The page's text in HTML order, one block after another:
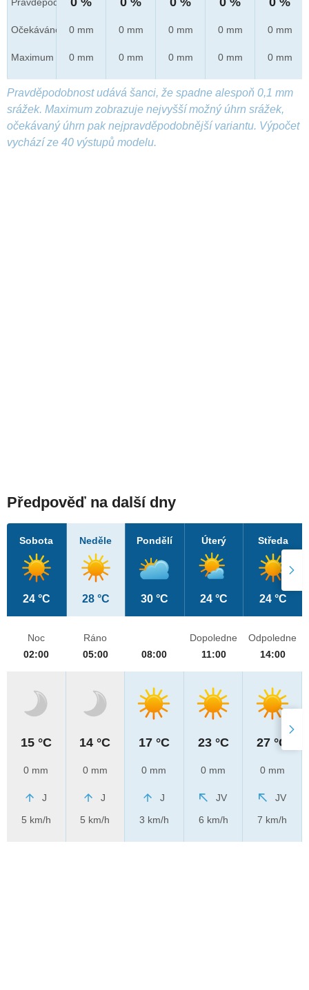
Pravděpod.
Očekáváno
Maximum
0 mm
0 mm
0 mm
0 mm
0 mm
0 mm
0 mm
0 mm
0 mm
0 mm
Pravděpodobnost udává šanci, že spadne alespoň 0,1 mm
srážek. Maximum zobrazuje nejvyšší možný úhrn srážek,
očekávaný úhrn pak nejpravděpodobnější variantu. Výpočet
vychází ze 40 výstupů modelu.
Předpověď na další dny
Sobota
24 °C
Neděle
28 °C
Pondělí
30 °C
Úterý
24 °C
Středa
24 °C
Noc
02:00
15 °C
0 mm
J
5 km/h
Ráno
05:00
14 °C
0 mm
J
5 km/h
08:00
17 °C
0 mm
J
3 km/h
Dopoledne
11:00
23 °C
0 mm
JV
6 km/h
Odpoledne
14:00
27 °C
0 mm
JV
7 km/h